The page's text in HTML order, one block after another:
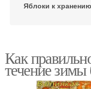
Яблоки к хранению
влажность
Как
течение зимы